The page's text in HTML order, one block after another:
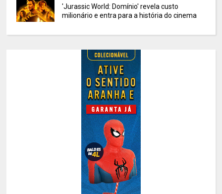
'Jurassic World: Domínio' revela custo
milionário e entra para a história do cinema